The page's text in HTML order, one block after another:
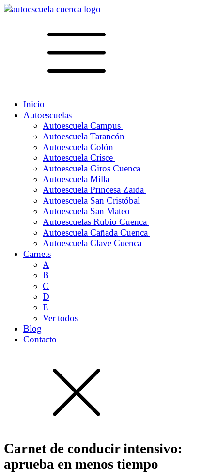
Inicio
Autoescuelas
Autoescuela Campus
Autoescuela Tarancón
Autoescuela Colón
Autoescuela Crisce
Autoescuela Giros Cuenca
Autoescuela Milla
Autoescuela Princesa Zaida
Autoescuela San Cristóbal
Autoescuela San Mateo
Autoescuelas Rubio Cuenca
Autoescuela Cañada Cuenca
Autoescuela Clave Cuenca
Carnets
A
B
C
D
E
Ver todos
Blog
Contacto
Carnet de conducir intensivo:
aprueba en menos tiempo